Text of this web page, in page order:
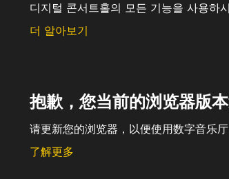
디지털 콘서트홀의 모든 기능을 사용하
더 알아보기
抱歉，您当前的浏览器版
请更新您的浏览器，以便使用数字音乐厅
了解更多